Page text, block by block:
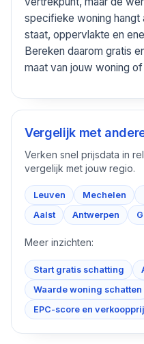
specifieke woning hangt
staat, oppervlakte en
Bereken daarom gratis
maat van jouw woning
Vergelijk met
Verken snel prijsdata in
vergelijk met jouw regio.
Leuven Mechelen
Aalst
Antwerpen
Meer inzichten:
Start gratis schatting
Waarde woning schatten
EPC-score en